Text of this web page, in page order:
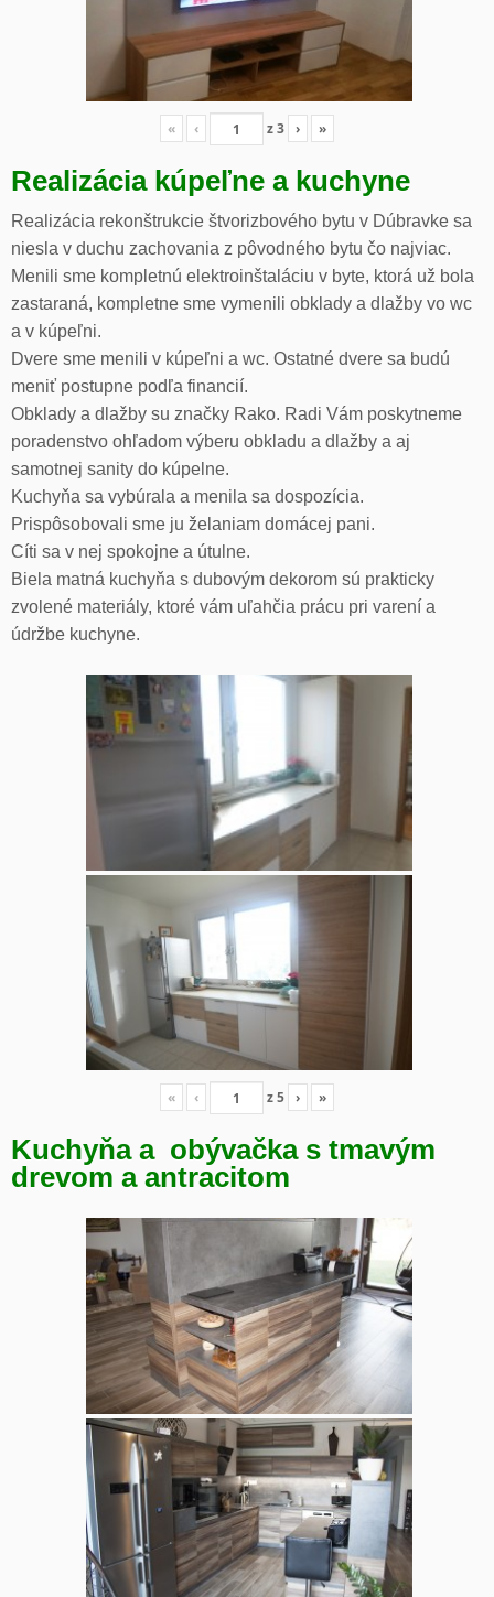
« ‹ z3 › »
Realizácia kúpeľne a kuchyne
Realizácia rekonštrukcie štvorizbového bytu v Dúbravke sa
niesla v duchu zachovania z pôvodného bytu čo najviac.
Menili sme kompletnú elektroinštaláciu v byte, ktorá už bola
zastaraná, kompletne sme vymenili obklady a dlažby vo wc
a v kúpeľni.
Dvere sme menili v kúpeľni a wc. Ostatné dvere sa budú
meniť postupne podľa financií.
Obklady a dlažby su značky Rako. Radi Vám poskytneme
poradenstvo ohľadom výberu obkladu a dlažby a aj
samotnej sanity do kúpelne.
Kuchyňa sa vybúrala a menila sa dospozícia.
Prispôsobovali sme ju želaniam domácej pani.
Cíti sa v nej spokojne a útulne.
Biela matná kuchyňa s dubovým dekorom sú prakticky
zvolené materiály, ktoré vám uľahčia prácu pri varení a
údržbe kuchyne.
« ‹ z5 › »
Kuchyňa a obývačka s tmavým
drevom a antracitom